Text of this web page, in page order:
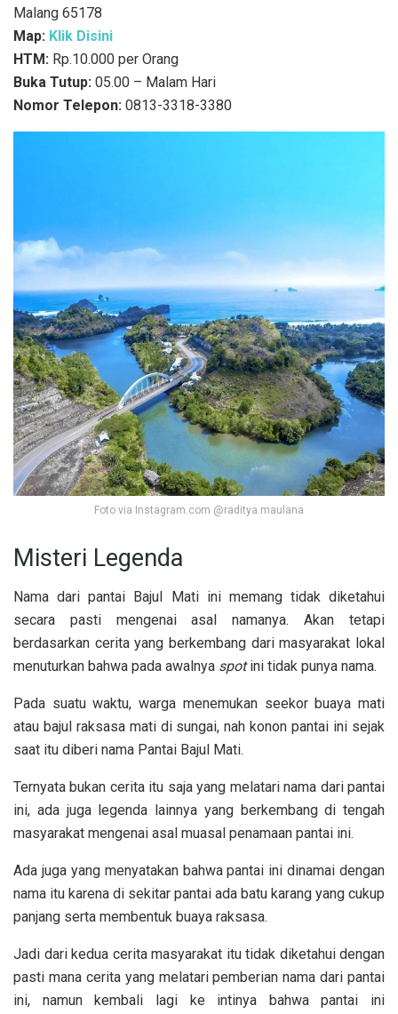
Malang 65178
Map: Klik Disini
HTM: Rp.10.000 per Orang
Buka Tutup: 05.00 – Malam Hari
Nomor Telepon: 0813-3318-3380
Foto via Instagram.com @raditya.maulana
Misteri Legenda
Nama dari pantai Bajul Mati ini memang tidak diketahui
secara pasti mengenai asal namanya. Akan tetapi
berdasarkan cerita yang berkembang dari masyarakat lokal
menuturkan bahwa pada awalnya spotini tidak punya nama.
Pada suatu waktu, warga menemukan seekor buaya mati
atau bajul raksasa mati di sungai, nah konon pantai ini sejak
saat itu diberi nama Pantai Bajul Mati.
Ternyata bukan cerita itu saja yang melatari nama dari pantai
ini, ada juga legenda lainnya yang berkembang di tengah
masyarakat mengenai asal muasal penamaan pantai ini.
Ada juga yang menyatakan bahwa pantai ini dinamai dengan
nama itu karena di sekitar pantai ada batu karang yang cukup
panjang serta membentuk buaya raksasa.
Jadi dari kedua cerita masyarakat itu tidak diketahui dengan
pasti mana cerita yang melatari pemberian nama dari pantai
ini, namun kembali lagi ke intinya bahwa pantai ini